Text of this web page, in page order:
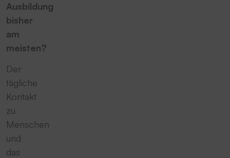
Ausbildung
bisher
am
meisten?
Der
tägliche
Kontakt
zu
Menschen
und
das